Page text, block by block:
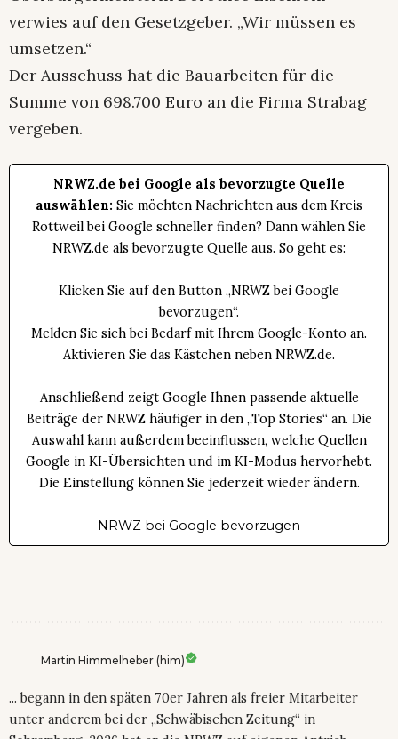
verwies auf den Gesetzgeber. „Wir müssen es
umsetzen.“
Der Ausschuss hat die Bauarbeiten für die
Summe von 698.700 Euro an die Firma Strabag
vergeben.
NRWZ.de bei Google als bevorzugte Quelle
auswählen: Sie möchten Nachrichten aus dem Kreis
Rottweil bei Google schneller finden? Dann wählen Sie
NRWZ.de als bevorzugte Quelle aus. So geht es:
Klicken Sie auf den Button „NRWZ bei Google
bevorzugen“.
Melden Sie sich bei Bedarf mit Ihrem Google-Konto an.
Aktivieren Sie das Kästchen neben NRWZ.de.
Anschließend zeigt Google Ihnen passende aktuelle
Beiträge der NRWZ häufiger in den „Top Stories“ an. Die
Auswahl kann außerdem beeinflussen, welche Quellen
Google in KI-Übersichten und im KI-Modus hervorhebt.
Die Einstellung können Sie jederzeit wieder ändern.
NRWZ bei Google bevorzugen
Martin Himmelheber (him)
... begann in den späten 70er Jahren als freier Mitarbeiter
unter anderem bei der „Schwäbischen Zeitung“ in